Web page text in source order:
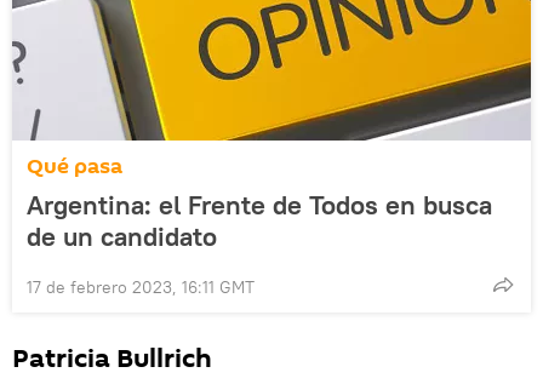
Qué pasa
Argentina: el Frente de Todos en busca
de un candidato
17 de febrero 2023, 16:11 GMT
Patricia Bullrich